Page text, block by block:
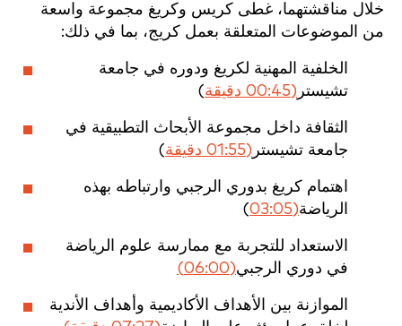
خلال مناقشتهما، غطى كريس وكريغ مجموعة واسعة
من الموضوعات المتعلقة بعمل كريج، بما في ذلك:
الخلفية المهنية لكريغ ودوره في جامعة
تشيستر (00:45 دقيقة )
الثقافة داخل مجموعة الأبحاث التطبيقية في
جامعة تشيستر (01:55 دقيقة )
اهتمام كريغ بدوري الرجبي وارتباطه بهذه
الرياضة(03:05
)
الاستعداد للتجربة مع ممارسة علوم الرياضة
في دوري الرجبي(06:00)
الموازنة بين الأهداف الأكاديمية وأهداف الأندية